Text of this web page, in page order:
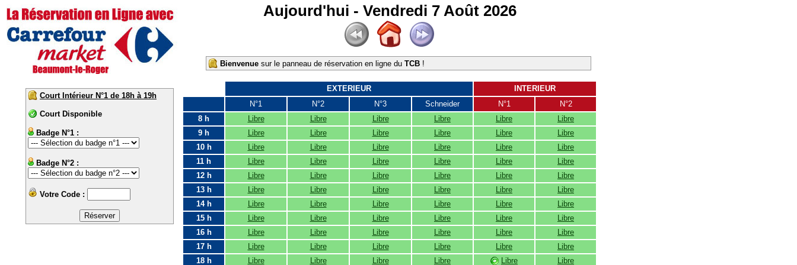
Aujourd'hui - Vendredi 7 Août 2026
Bienvenue sur le panneau de réservation en ligne du TCB !
Court Intérieur N°1 de 18h à 19h
Court Disponible
Badge N°1 :
Badge N°2 :
Votre Code :
EXTERIEUR
INTERIEUR
N°1
N°2 N°3 Schneider N°1
N°2
8 h
Libre Libre Libre Libre Libre
Libre
9 h
Libre Libre Libre Libre Libre
Libre
10 h
Libre Libre Libre Libre Libre
Libre
11 h
Libre Libre Libre Libre Libre
Libre
12 h
Libre Libre Libre Libre Libre
Libre
13 h
Libre Libre Libre Libre Libre
Libre
14 h
Libre Libre Libre Libre Libre
Libre
15 h
Libre Libre Libre Libre Libre
Libre
16 h
Libre Libre Libre Libre Libre
Libre
17 h
Libre Libre Libre Libre Libre
Libre
18 h
Libre Libre Libre Libre Libre
Libre